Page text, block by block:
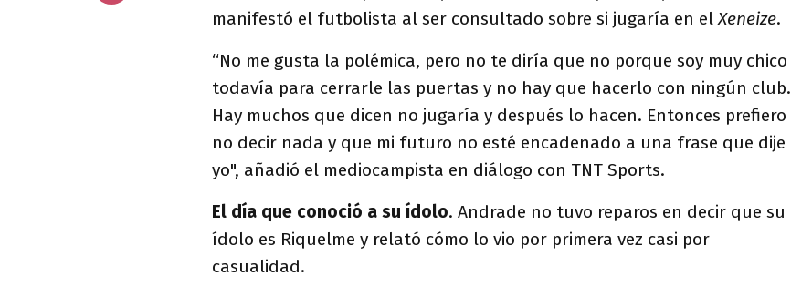
manifestó el futbolista al ser consultado sobre si jugaría en elXeneize.
“No me gusta la polémica, pero no te diría que no porque soy muy chico
todavía para cerrarle las puertas y no hay que hacerlo con ningún club.
Hay muchos que dicen no jugaría y después lo hacen. Entonces prefiero
no decir nada y que mi futuro no esté encadenado a una frase que dije
yo", añadió el mediocampista en diálogo con TNT Sports.
El día que conoció a su ídolo. Andrade no tuvo reparos en decir que su
ídolo es Riquelme y relató cómo lo vio por primera vez casi por
casualidad.